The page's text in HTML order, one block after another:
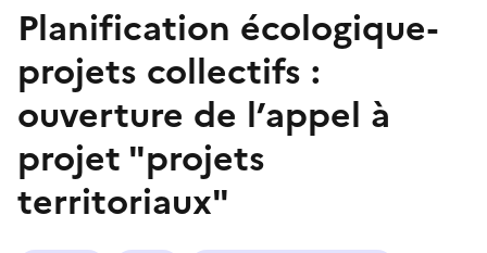
Planification écologique-
projets collectifs :
ouverture de l’appel à
projet "projets
territoriaux"